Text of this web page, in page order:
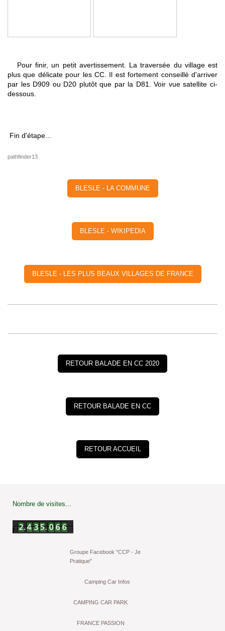
Pour finir, un petit avertissement. La traversée du village est
plus que délicate pour les CC. Il est fortement conseillé d'arriver
par les D909 ou D20 plutôt que par la D81. Voir vue satellite ci-
dessous.
Fin d'étape...
pathfinder13
BLESLE - LA COMMUNE
BLESLE - WIKIPEDIA
BLESLE - LES PLUS BEAUX VILLAGES DE FRANCE
RETOUR BALADE EN CC 2020
RETOUR BALADE EN CC
RETOUR ACCUEIL
Nombre de visites...
Groupe Facebook "CCP - Je
Pratique"
Camping Car Infos
CAMPING CAR PARK
FRANCE PASSION